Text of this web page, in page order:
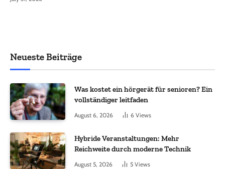
Neueste Beiträge
Was kostet ein hörgerät für senioren? Ein
vollständiger leitfaden
August 6, 2026 6 Views
Hybride Veranstaltungen: Mehr
Reichweite durch moderne Technik
August 5, 2026 5 Views